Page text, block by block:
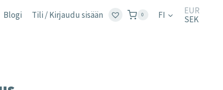
Blogi Tili / Kirjaudu sisään 0 FI
EUR
SEK